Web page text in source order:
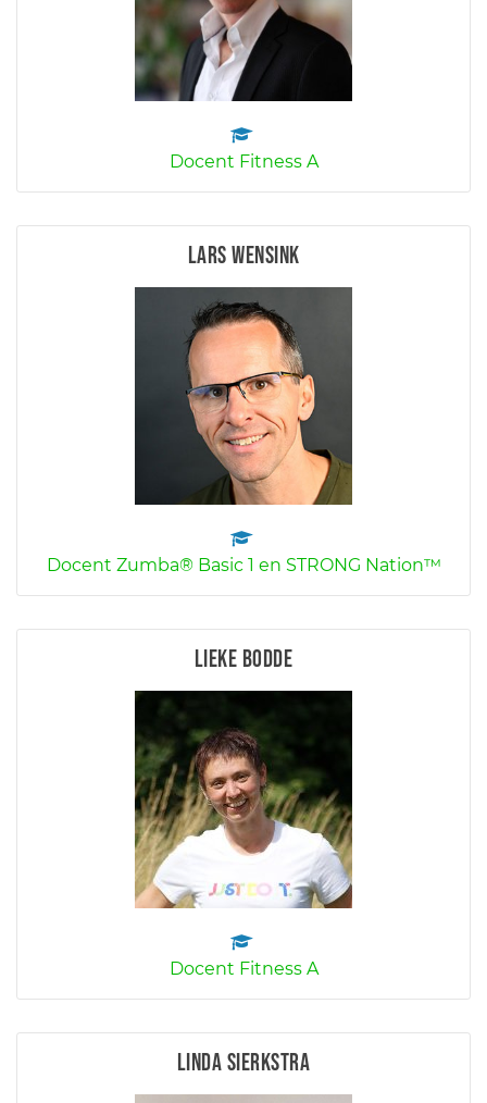
Docent Fitness A
Lars Wensink
Docent Zumba® Basic 1 en STRONG Nation™
Lieke Bodde
Docent Fitness A
Linda Sierkstra